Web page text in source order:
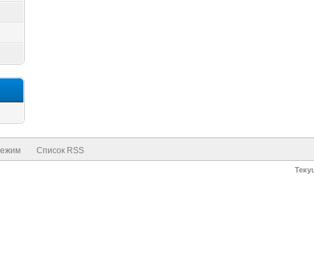
Список RSS